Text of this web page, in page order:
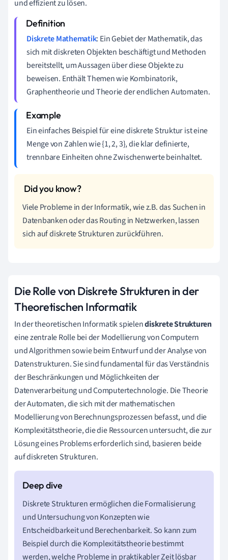
und effizient zu lösen.
Diskrete Mathematik: Ein Gebiet der Mathematik, das
sich mit diskreten Objekten beschäftigt und Methoden
bereitstellt, um Aussagen über diese Objekte zu
beweisen. Enthält Themen wie Kombinatorik,
Graphentheorie und Theorie der endlichen Automaten.
Ein einfaches Beispiel für eine diskrete Struktur ist eine
Menge von Zahlen wie {1, 2, 3}, die klar definierte,
trennbare Einheiten ohne Zwischenwerte beinhaltet.
Viele Probleme in der Informatik, wie z.B. das Suchen in
Datenbanken oder das Routing in Netzwerken, lassen
sich auf diskrete Strukturen zurückführen.
Die Rolle von Diskrete Strukturen in der
Theoretischen Informatik
In der theoretischen Informatik spielendiskrete Strukturen
eine zentrale Rolle bei der Modellierung von Computern
und Algorithmen sowie beim Entwurf und der Analyse von
Datenstrukturen. Sie sind fundamental für das Verständnis
der Beschränkungen und Möglichkeiten der
Datenverarbeitung und Computertechnologie. Die Theorie
der Automaten, die sich mit der mathematischen
Modellierung von Berechnungsprozessen befasst, und die
Komplexitätstheorie, die die Ressourcen untersucht, die zur
Lösung eines Problems erforderlich sind, basieren beide
auf diskreten Strukturen.
Diskrete Strukturen ermöglichen die Formalisierung
und Untersuchung von Konzepten wie
Entscheidbarkeit und Berechenbarkeit. So kann zum
Beispiel durch die Komplexitätstheorie bestimmt
werden, welche Probleme in praktikabler Zeit lösbar